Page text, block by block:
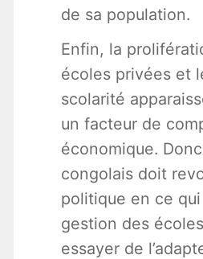
de sa population.
Enfin, la
écoles privées et
scolarité
un facteur de
économique. Donc
congolais doit
politique en ce
gestion des
essayer de